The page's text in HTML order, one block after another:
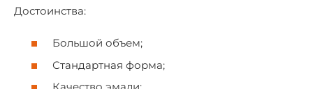
Достоинства:
Большой объем;
Стандартная форма;